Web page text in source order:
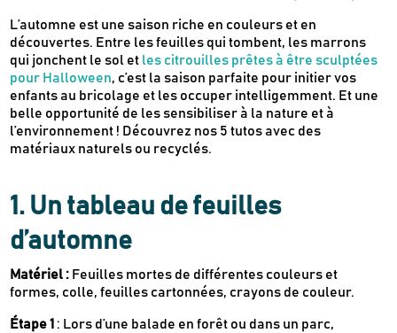
L’automne est une saison riche en couleurs et en
découvertes. Entre les feuilles qui tombent, les marrons
qui jonchent le sol et les citrouilles prêtes à être sculptées
pour Halloween, c’est la saison parfaite pour initier vos
enfants au bricolage et les occuper intelligemment. Et une
belle opportunité de les sensibiliser à la nature et à
l’environnement ! Découvrez nos 5 tutos avec des
matériaux naturels ou recyclés.
1. Un tableau de feuilles
d’automne
Matériel : Feuilles mortes de différentes couleurs et
formes, colle, feuilles cartonnées, crayons de couleur.
Étape 1 : Lors d’une balade en forêt ou dans un parc,